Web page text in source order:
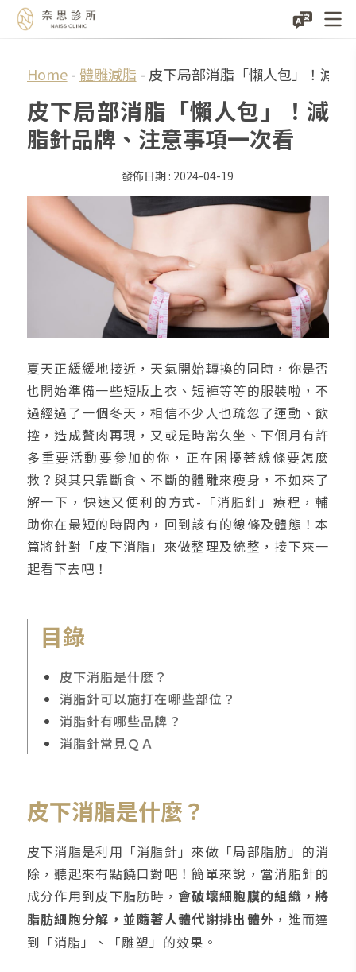
content
Home- 體雕減脂 - 皮下局部消脂「懶人包」！減
皮下局部消脂「懶人包」！減
脂針品牌、注意事項一次看
2024-04-19
夏天正緩緩地接近，天氣開始轉換的同時，你是否
也開始準備一些短版上衣、短褲等等的服裝啦，不
過經過了一個冬天，相信不少人也疏忽了運動、飲
控，造成贅肉再現，又或是時常久坐、下個月有許
多重要活動要參加的你，正在困擾著線條要怎麼
救？與其只靠斷食、不斷的體雕來瘦身，不如來了
解一下，快速又便利的方式-「消脂針」療程，輔
助你在最短的時間內，回到該有的線條及體態！本
篇將針對「皮下消脂」來做整理及統整，接下來一
起看下去吧！
目錄
皮下消脂是什麼？
消脂針可以施打在哪些部位？
消脂針有哪些品牌？
消脂針常見ＱＡ
皮下消脂是什麼？
皮下消脂是利用「消脂針」來做「局部脂肪」的消
除，聽起來有點饒口對吧！簡單來說，當消脂針的
成分作用到皮下脂肪時，會破壞細胞膜的組織，將
脂肪細胞分解，並隨著人體代謝排出體外 ，進而達
到「消脂」、「雕塑」的效果。